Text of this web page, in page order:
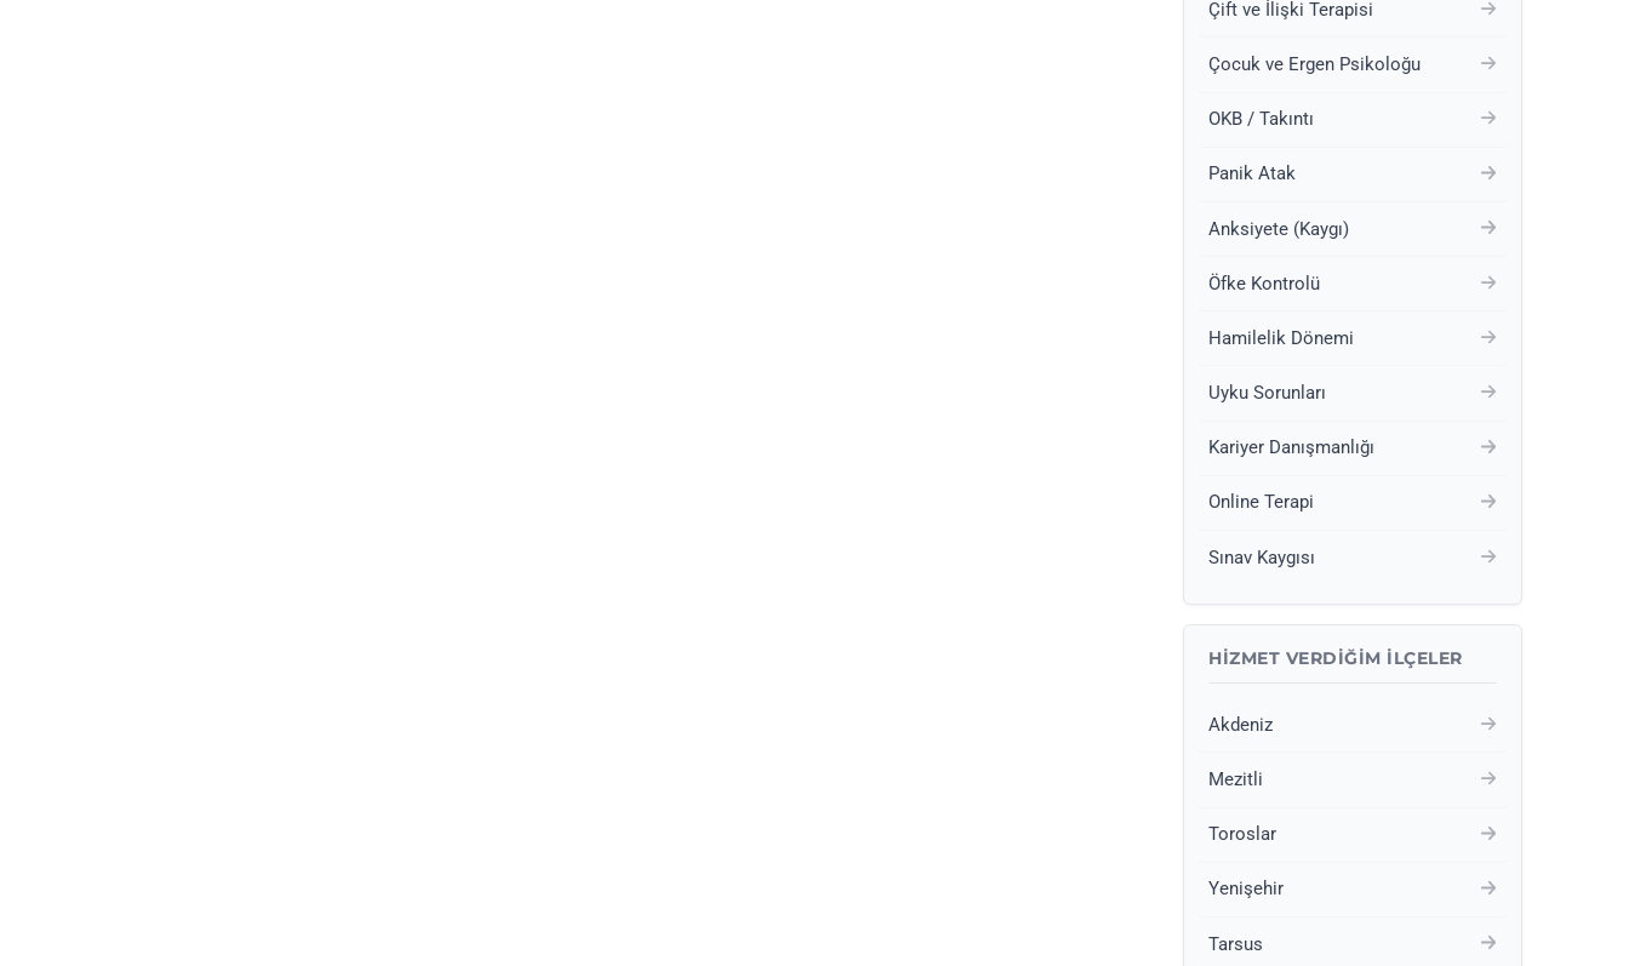
Çift ve İlişki Terapisi
Çocuk ve Ergen Psikoloğu
OKB / Takıntı
Panik Atak
Anksiyete (Kaygı)
Öfke Kontrolü
Hamilelik Dönemi
Uyku Sorunları
Kariyer Danışmanlığı
Online Terapi
Sınav Kaygısı
HIZMET VERDIĞIM İLÇELER
Akdeniz
Mezitli
Toroslar
Yenişehir
Tarsus